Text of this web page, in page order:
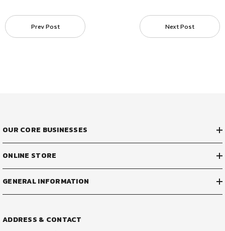
Prev Post Next Post
OUR CORE BUSINESSES
ONLINE STORE
GENERAL INFORMATION
ADDRESS & CONTACT